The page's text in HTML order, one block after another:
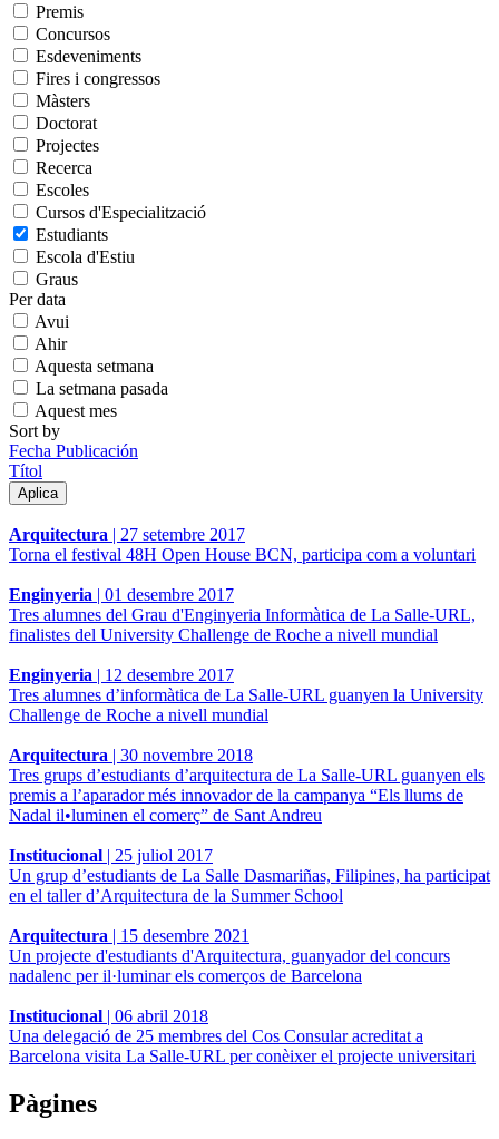
Premis
Concursos
Esdeveniments
Fires i congressos
Màsters
Doctorat
Projectes
Recerca
Escoles
Cursos d'Especialització
Estudiants
Escola d'Estiu
Graus
Per data
Avui
Ahir
Aquesta setmana
La setmana pasada
Aquest mes
Sort by
Fecha Publicación
Títol
Arquitectura | 27 setembre 2017
Torna el festival 48H Open House BCN, participa com a voluntari
Enginyeria | 01 desembre 2017
Tres alumnes del Grau d'Enginyeria Informàtica de La Salle-URL,
finalistes del University Challenge de Roche a nivell mundial
Enginyeria | 12 desembre 2017
Tres alumnes d’informàtica de La Salle-URL guanyen la University
Challenge de Roche a nivell mundial
Arquitectura | 30 novembre 2018
Tres grups d’estudiants d’arquitectura de La Salle-URL guanyen els
premis a l’aparador més innovador de la campanya “Els llums de
Nadal il•luminen el comerç” de Sant Andreu
Institucional | 25 juliol 2017
Un grup d’estudiants de La Salle Dasmariñas, Filipines, ha participat
en el taller d’Arquitectura de la Summer School
Arquitectura | 15 desembre 2021
Un projecte d'estudiants d'Arquitectura, guanyador del concurs
nadalenc per il·luminar els comerços de Barcelona
Institucional | 06 abril 2018
Una delegació de 25 membres del Cos Consular acreditat a
Barcelona visita La Salle-URL per conèixer el projecte universitari
Pàgines